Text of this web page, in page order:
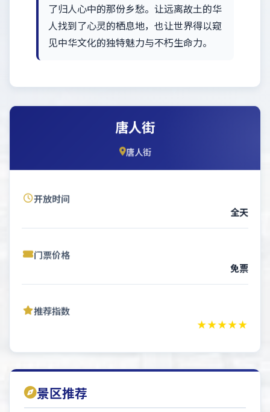
了归人心中的那份乡愁。让远离故土的华
人找到了心灵的栖息地，也让世界得以窥
见中华文化的独特魅力与不朽生命力。
唐人街
唐人街
开放时间
全天
门票价格
免票
推荐指数
★★★★★
景区推荐